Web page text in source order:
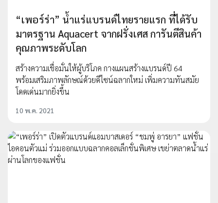
“เพอร์ร่า” น้ำแร่แบรนด์ไทยรายแรก ที่ได้รับ
มาตรฐาน Aquacert จากฝรั่งเศส การันตีสินค้า
คุณภาพระดับโลก
สร้างความเชื่อมั่นให้ผู้บริโภค กางแผนสร้างแบรนด์ปี 64
พร้อมเสริมภาพลักษณ์ด้วยดีไซน์ฉลากใหม่ เพิ่มความทันสมัย
โดดเด่นมากยิ่งขึ้น
10 พ.ค. 2021